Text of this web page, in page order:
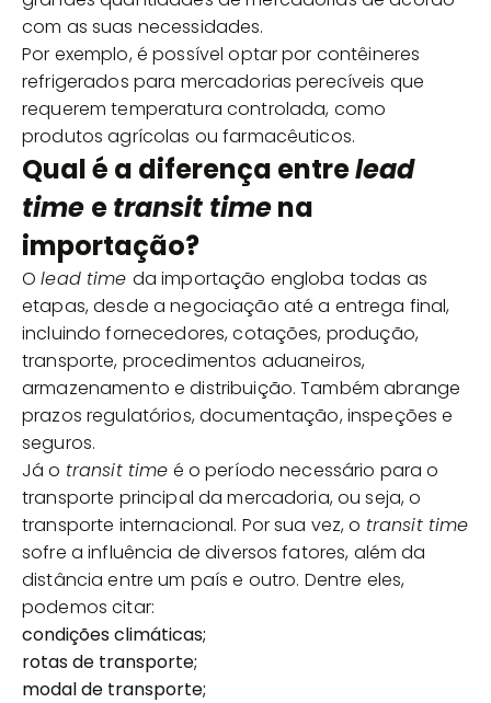
com as suas necessidades.
Por exemplo, é possível optar por contêineres
refrigerados para mercadorias perecíveis que
requerem temperatura controlada, como
produtos agrícolas ou farmacêuticos.
Qual é a diferença entrelead
time etransit timena
importação?
Olead time da importação engloba todas as
etapas, desde a negociação até a entrega final,
incluindo fornecedores, cotações, produção,
transporte, procedimentos aduaneiros,
armazenamento e distribuição. Também abrange
prazos regulatórios, documentação, inspeções e
seguros.
Já o transit time é o período necessário para o
transporte principal da mercadoria, ou seja, o
transporte internacional. Por sua vez, o transit time
sofre a influência de diversos fatores, além da
distância entre um país e outro. Dentre eles,
podemos citar:
condições climáticas;
rotas de transporte;
modal de transporte;